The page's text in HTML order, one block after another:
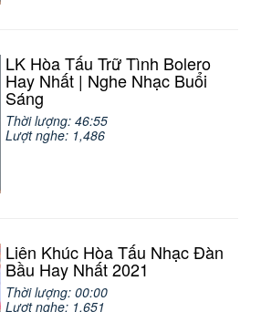
LK Hòa Tấu Trữ Tình Bolero
Hay Nhất | Nghe Nhạc Buổi
Sáng
Thời lượng: 46:55
Lượt nghe: 1,486
Liên Khúc Hòa Tấu Nhạc Đàn
Bầu Hay Nhất 2021
Thời lượng: 00:00
Lượt nghe: 1,651